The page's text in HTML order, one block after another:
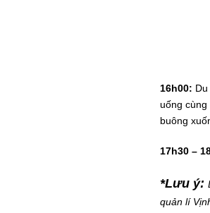
16h00:
uống cùng
buông
17h30 –
*Lưu ý:
quản lí